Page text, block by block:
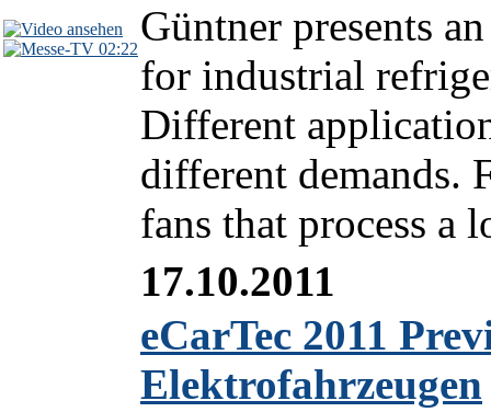
02:22 Güntner presents
for industrial
Different
different demands.
fans that process a
17.10.2011
eCarTec 2011
Elektrofahrzeugen